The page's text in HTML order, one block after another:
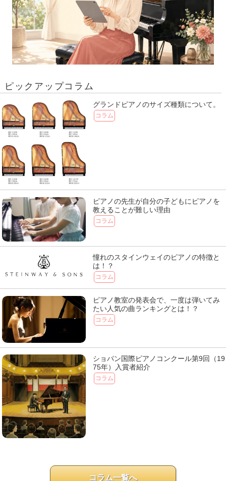
ピックアップコラム
グランドピアノのサイズ種類について。
コラム
ピアノの先生が自分の子どもにピアノを
教えることが難しい理由
コラム
憧れのスタインウェイのピアノの特徴と
は！？
コラム
ピアノ教室の発表会で、一度は弾いてみ
たい人気の曲ランキングとは！？
コラム
ショパン国際ピアノコンクール第9回（19
75年）入賞者紹介
コラム
コラム一覧へ